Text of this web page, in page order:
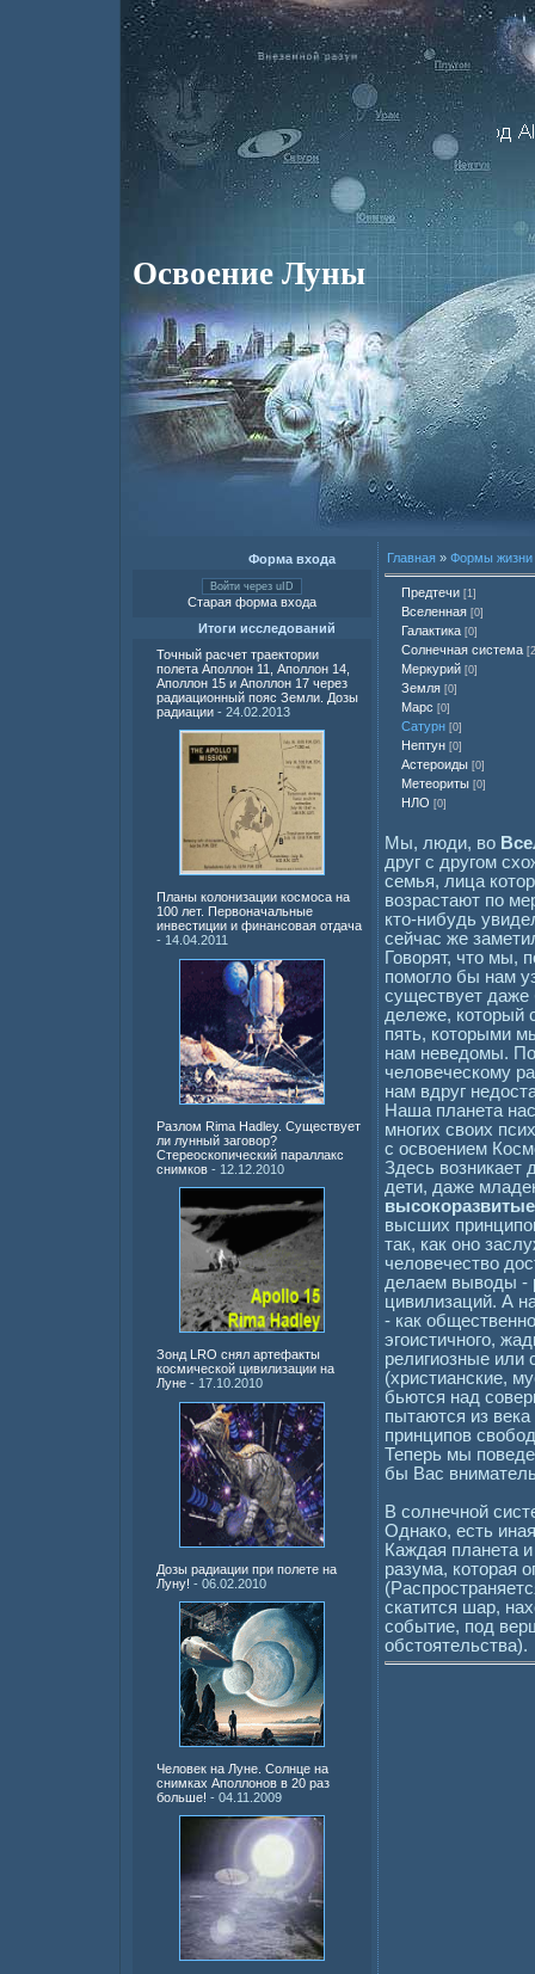
Освоение Луны
Форма входа
Войти через uID
Старая форма входа
Итоги исследований
Точный расчет траектории
полета Аполлон 11, Аполлон 14,
Аполлон 15 и Аполлон 17 через
радиационный пояс Земли. Дозы
радиации - 24.02.2013
Планы колонизации космоса на
100 лет. Первоначальные
инвестиции и финансовая отдача
- 14.04.2011
Разлом Rima Hadley. Существует
ли лунный заговор?
Стереоскопический параллакс
снимков - 12.12.2010
Зонд LRO снял артефакты
космической цивилизации на
Луне - 17.10.2010
Дозы радиации при полете на
Луну! - 06.02.2010
Человек на Луне. Солнце на
снимках Аполлонов в 20 раз
больше! - 04.11.2009
Главная » Формы жизни
Предтечи [1]
Вселенная [0]
Галактика [0]
Солнечная система
Меркурий [0]
Земля [0]
Марс [0]
Сатурн [0]
Нептун [0]
Астероиды [0]
Метеориты [0]
НЛО [0]
Мы, люди, во
друг с другом
семья, лица
возрастают по
кто-нибудь
сейчас же
Говорят, что мы,
помогло бы нам
существует даже
дележе, который
пять, которыми
нам неведомы.
человеческому
нам вдруг
Наша планета
многих своих
с освоением
Здесь возникает
дети, даже
высших
так, как оно
человечество
делаем выводы -
цивилизаций. А
- как
эгоистичного,
религиозные или
(христианские,
бьются над
пытаются из
принципов
Теперь мы
бы Вас
В солнечной
Однако, есть
Каждая планета
разума, которая
скатится шар,
событие, под
обстоятельства).